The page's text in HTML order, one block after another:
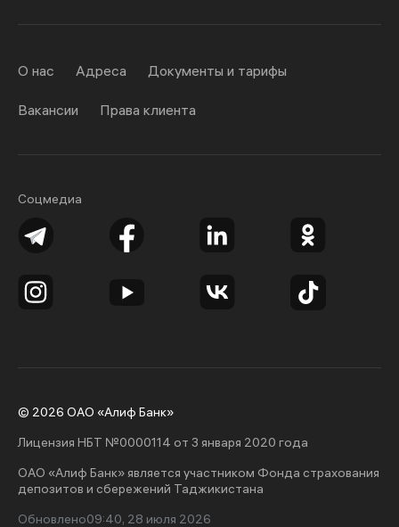
Соцмедиа
О нас Адреса Документы и тарифы
Вакансии Права клиента
© 2026 ОАО «Алиф Банк»
Лицензия НБТ №0000114 от 3 января 2020 года
ОАО «Алиф Банк» является участником Фонда страхования
депозитов и сбережений Таджикистана
Обновлено09:40, 28 июля 2026